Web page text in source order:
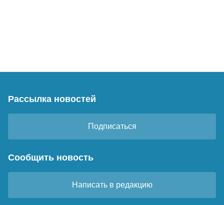
Рассылка новостей
Подписаться
Сообщить новость
Написать в редакцию